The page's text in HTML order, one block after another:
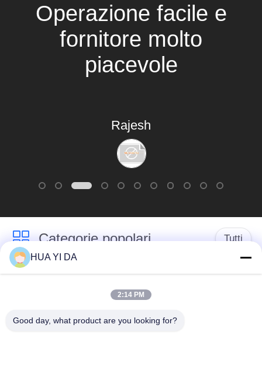
Operazione facile e
fornitore molto
piacevole
Rajesh
Categorie popolari Tutti
Macchina
d'avvolgimento della
HUA YI DA
2:14 PM
Good day, what product are you looking for?